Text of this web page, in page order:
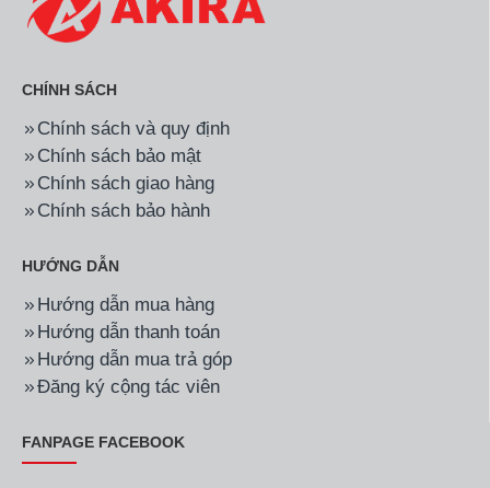
Hãng: Sumikura Mã SP: SKWFID-88P2
Máy giặt lồng ngang
Inverter 8.8kg
10.490.000đ